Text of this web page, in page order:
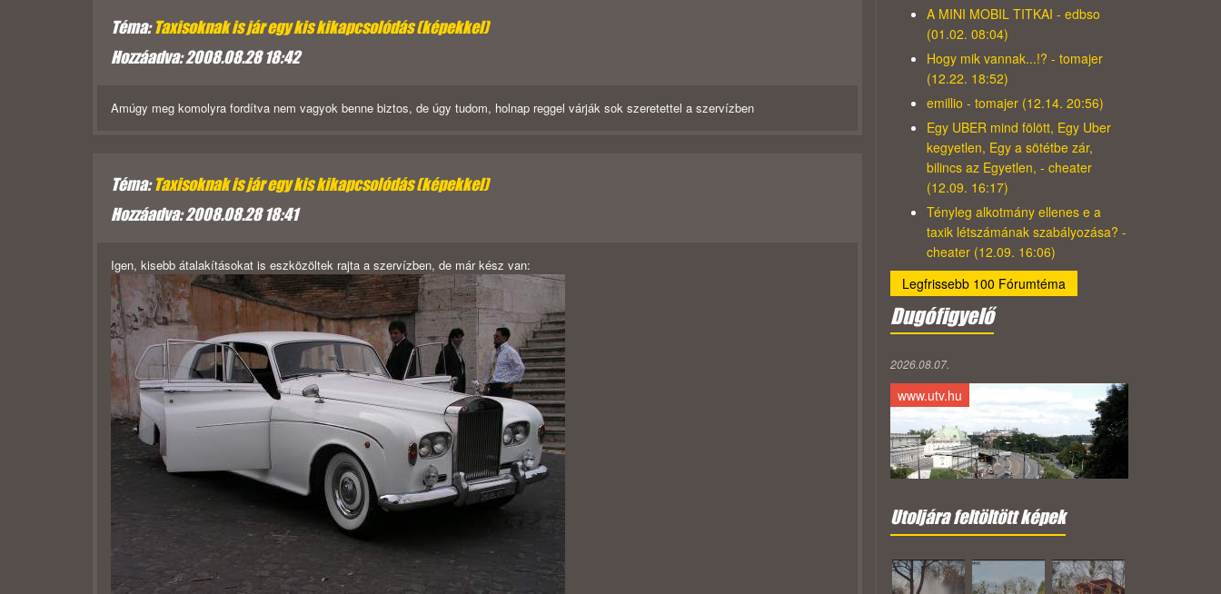
Téma:Taxisoknak is jár egy kis kikapcsolódás (képekkel)
Hozzáadva: 2008.08.28 18:42
Amúgy meg komolyra fordítva nem vagyok benne biztos, de úgy tudom, holnap reggel várják sok szeretettel a szervízben
Téma:Taxisoknak is jár egy kis kikapcsolódás (képekkel)
Hozzáadva: 2008.08.28 18:41
Igen, kisebb átalakításokat is eszközöltek rajta a szervízben, de már kész van:
A MINI MOBIL TITKAI - edbso
(01.02. 08:04)
Hogy mik vannak...!? - tomajer
(12.22. 18:52)
emillio - tomajer (12.14. 20:56)
Egy UBER mind fölött, Egy Uber
kegyetlen, Egy a sötétbe zár,
bilincs az Egyetlen, - cheater
(12.09. 16:17)
Tényleg alkotmány ellenes e a
taxik létszámának szabályozása? -
cheater (12.09. 16:06)
Legfrissebb 100 Fórumtéma
Dugófigyelő
2026.08.07.
www.utv.hu
Utoljára feltöltött képek